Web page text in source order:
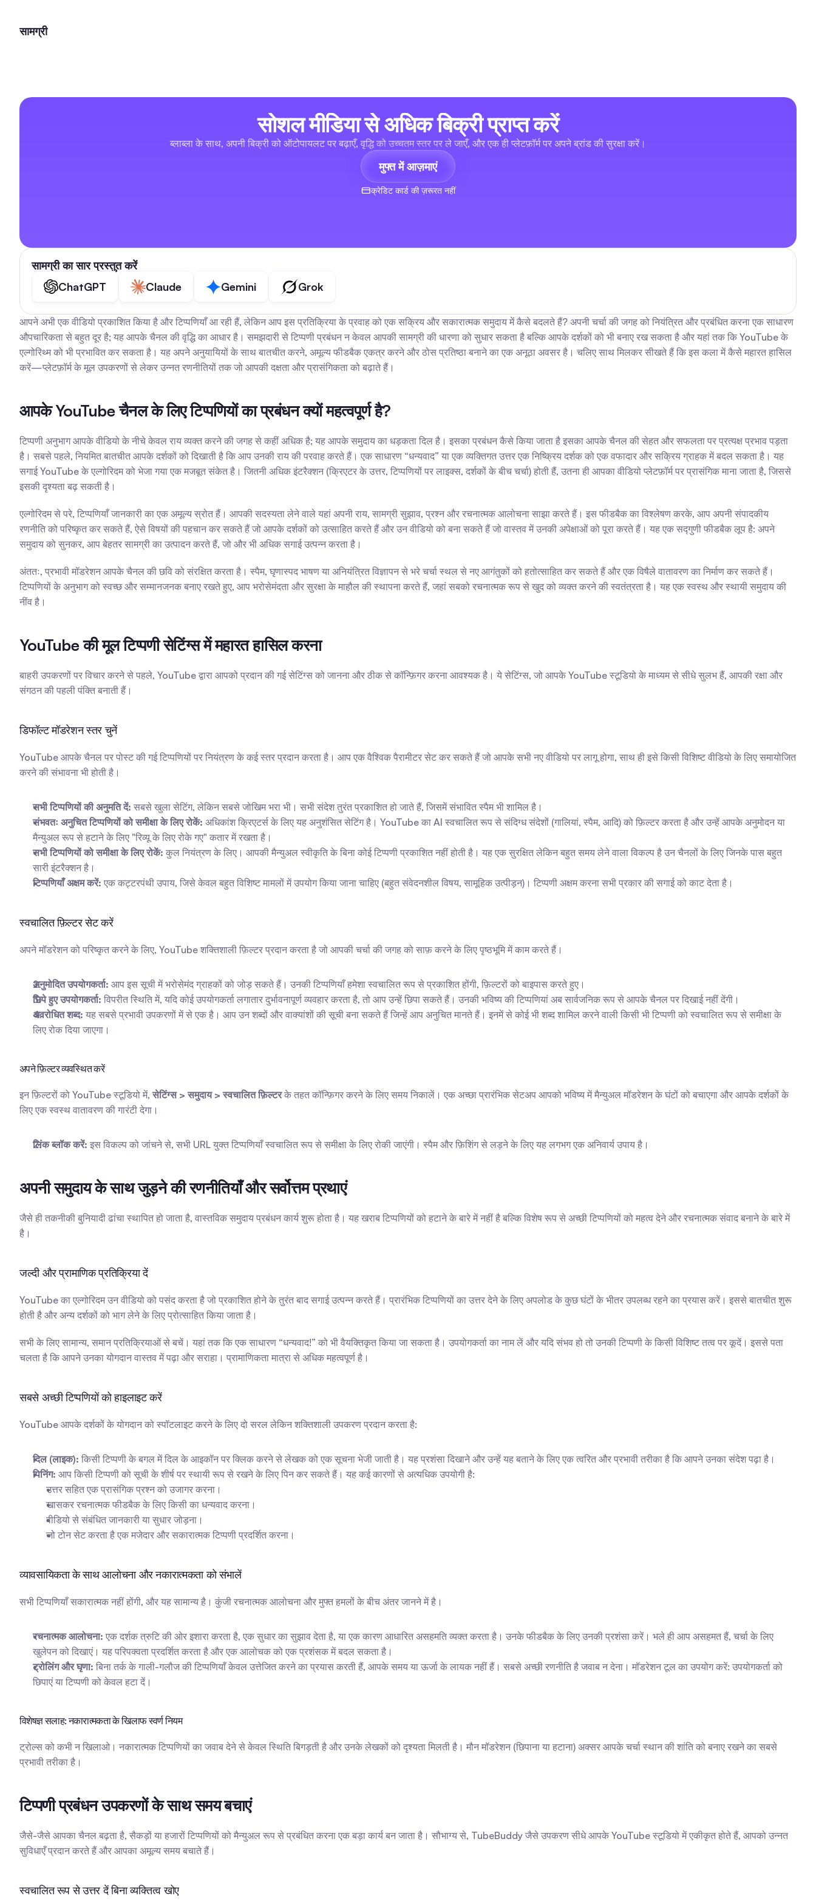
सामग्री
सामग्री का सार प्रस्तुत करें
ChatGPT
Claude Gemini Grok
आपने अभी एक वीडियो प्रकाशित किया है और टिप्पणियाँ आ रही हैं, लेकिन आप इस प्रतिक्रिया के प्रवाह को एक सक्रिय और सकारात्मक समुदाय में कैसे बदलते हैं? अपनी चर्चा की जगह को नियंत्रित और प्रबंधित करना एक साधारण
औपचारिकता से बहुत दूर है; यह आपके चैनल की वृद्धि का आधार है। समझदारी से टिप्पणी प्रबंधन न केवल आपकी सामग्री की धारणा को सुधार सकता है बल्कि आपके दर्शकों को भी बनाए रख सकता है और यहां तक कि YouTube के
एल्गोरिथ्म को भी प्रभावित कर सकता है। यह अपने अनुयायियों के साथ बातचीत करने, अमूल्य फीडबैक एकत्र करने और ठोस प्रतिष्ठा बनाने का एक अनूठा अवसर है। चलिए साथ मिलकर सीखते हैं कि इस कला में कैसे महारत हासिल
करें—प्लेटफ़ॉर्म के मूल उपकरणों से लेकर उन्नत रणनीतियों तक जो आपकी दक्षता और प्रासंगिकता को बढ़ाते हैं।
आपके YouTube चैनल के लिए टिप्पणियों का प्रबंधन क्यों महत्वपूर्ण है?
टिप्पणी अनुभाग आपके वीडियो के नीचे केवल राय व्यक्त करने की जगह से कहीं अधिक है; यह आपके समुदाय का धड़कता दिल है। इसका प्रबंधन कैसे किया जाता है इसका आपके चैनल की सेहत और सफलता पर प्रत्यक्ष प्रभाव पड़ता
है। सबसे पहले, नियमित बातचीत आपके दर्शकों को दिखाती है कि आप उनकी राय की परवाह करते हैं। एक साधारण “धन्यवाद” या एक व्यक्तिगत उत्तर एक निष्क्रिय दर्शक को एक वफादार और सक्रिय ग्राहक में बदल सकता है। यह
सगाई YouTube के एल्गोरिदम को भेजा गया एक मजबूत संकेत है। जितनी अधिक इंटरैक्शन (क्रिएटर के उत्तर, टिप्पणियों पर लाइक्स, दर्शकों के बीच चर्चा) होती हैं, उतना ही आपका वीडियो प्लेटफ़ॉर्म पर प्रासंगिक माना जाता है, जिससे
इसकी दृश्यता बढ़ सकती है।
एल्गोरिदम से परे, टिप्पणियाँ जानकारी का एक अमूल्य स्रोत हैं। आपकी सदस्यता लेने वाले यहां अपनी राय, सामग्री सुझाव, प्रश्न और रचनात्मक आलोचना साझा करते हैं। इस फीडबैक का विश्लेषण करके, आप अपनी संपादकीय
रणनीति को परिष्कृत कर सकते हैं, ऐसे विषयों की पहचान कर सकते हैं जो आपके दर्शकों को उत्साहित करते हैं और उन वीडियो को बना सकते हैं जो वास्तव में उनकी अपेक्षाओं को पूरा करते हैं। यह एक सद्गुणी फीडबैक लूप है: अपने
समुदाय को सुनकर, आप बेहतर सामग्री का उत्पादन करते हैं, जो और भी अधिक सगाई उत्पन्न करता है।
अंततः, प्रभावी मॉडरेशन आपके चैनल की छवि को संरक्षित करता है। स्पैम, घृणास्पद भाषण या अनियंत्रित विज्ञापन से भरे चर्चा स्थल से नए आगंतुकों को हतोत्साहित कर सकते हैं और एक विषैले वातावरण का निर्माण कर सकते हैं।
टिप्पणियों के अनुभाग को स्वच्छ और सम्मानजनक बनाए रखते हुए, आप भरोसेमंदता और सुरक्षा के माहौल की स्थापना करते हैं, जहां सबको रचनात्मक रूप से खुद को व्यक्त करने की स्वतंत्रता है। यह एक स्वस्थ और स्थायी समुदाय की
नींव है।
YouTube की मूल टिप्पणी सेटिंग्स में महारत हासिल करना
बाहरी उपकरणों पर विचार करने से पहले, YouTube द्वारा आपको प्रदान की गई सेटिंग्स को जानना और ठीक से कॉन्फ़िगर करना आवश्यक है। ये सेटिंग्स, जो आपके YouTube स्टूडियो के माध्यम से सीधे सुलभ हैं, आपकी रक्षा और
संगठन की पहली पंक्ति बनाती हैं।
डिफॉल्ट मॉडरेशन स्तर चुनें
YouTube आपके चैनल पर पोस्ट की गई टिप्पणियों पर नियंत्रण के कई स्तर प्रदान करता है। आप एक वैश्विक पैरामीटर सेट कर सकते हैं जो आपके सभी नए वीडियो पर लागू होगा, साथ ही इसे किसी विशिष्ट वीडियो के लिए समायोजित
करने की संभावना भी होती है।
सभी टिप्पणियों की अनुमति दें: सबसे खुला सेटिंग, लेकिन सबसे जोखिम भरा भी। सभी संदेश तुरंत प्रकाशित हो जाते हैं, जिसमें संभावित स्पैम भी शामिल है।
संभवतः अनुचित टिप्पणियों को समीक्षा के लिए रोकें: अधिकांश क्रिएटर्स के लिए यह अनुशंसित सेटिंग है। YouTube का AI स्वचालित रूप से संदिग्ध संदेशों (गालियां, स्पैम, आदि) को फ़िल्टर करता है और उन्हें आपके अनुमोदन या
मैन्युअल रूप से हटाने के लिए "रिव्यू के लिए रोके गए" कतार में रखता है।
सभी टिप्पणियों को समीक्षा के लिए रोकें: कुल नियंत्रण के लिए। आपकी मैन्युअल स्वीकृति के बिना कोई टिप्पणी प्रकाशित नहीं होती है। यह एक सुरक्षित लेकिन बहुत समय लेने वाला विकल्प है उन चैनलों के लिए जिनके पास बहुत
सारी इंटरैक्शन है।
टिप्पणियाँ अक्षम करें: एक कट्टरपंथी उपाय, जिसे केवल बहुत विशिष्ट मामलों में उपयोग किया जाना चाहिए (बहुत संवेदनशील विषय, सामूहिक उत्पीड़न)। टिप्पणी अक्षम करना सभी प्रकार की सगाई को काट देता है।
स्वचालित फ़िल्टर सेट करें
अपने मॉडरेशन को परिष्कृत करने के लिए, YouTube शक्तिशाली फ़िल्टर प्रदान करता है जो आपकी चर्चा की जगह को साफ़ करने के लिए पृष्ठभूमि में काम करते हैं।
अनुमोदित उपयोगकर्ता: आप इस सूची में भरोसेमंद ग्राहकों को जोड़ सकते हैं। उनकी टिप्पणियाँ हमेशा स्वचालित रूप से प्रकाशित होंगी, फ़िल्टरों को बाइपास करते हुए।
छिपे हुए उपयोगकर्ता: विपरीत स्थिति में, यदि कोई उपयोगकर्ता लगातार दुर्भावनापूर्ण व्यवहार करता है, तो आप उन्हें छिपा सकते हैं। उनकी भविष्य की टिप्पणियां अब सार्वजनिक रूप से आपके चैनल पर दिखाई नहीं देंगी।
अवरोधित शब्द: यह सबसे प्रभावी उपकरणों में से एक है। आप उन शब्दों और वाक्यांशों की सूची बना सकते हैं जिन्हें आप अनुचित मानते हैं। इनमें से कोई भी शब्द शामिल करने वाली किसी भी टिप्पणी को स्वचालित रूप से समीक्षा के
लिए रोक दिया जाएगा।
अपने फ़िल्टर व्यवस्थित करें
इन फ़िल्टरों को YouTube स्टूडियो में, सेटिंग्स > समुदाय > स्वचालित फ़िल्टर के तहत कॉन्फ़िगर करने के लिए समय निकालें। एक अच्छा प्रारंभिक सेटअप आपको भविष्य में मैन्युअल मॉडरेशन के घंटों को बचाएगा और आपके दर्शकों के
लिए एक स्वस्थ वातावरण की गारंटी देगा।
लिंक ब्लॉक करें: इस विकल्प को जांचने से, सभी URL युक्त टिप्पणियाँ स्वचालित रूप से समीक्षा के लिए रोकी जाएंगी। स्पैम और फ़िशिंग से लड़ने के लिए यह लगभग एक अनिवार्य उपाय है।
अपनी समुदाय के साथ जुड़ने की रणनीतियाँ और सर्वोत्तम प्रथाएं
जैसे ही तकनीकी बुनियादी ढांचा स्थापित हो जाता है, वास्तविक समुदाय प्रबंधन कार्य शुरू होता है। यह खराब टिप्पणियों को हटाने के बारे में नहीं है बल्कि विशेष रूप से अच्छी टिप्पणियों को महत्व देने और रचनात्मक संवाद बनाने के बारे में
है।
जल्दी और प्रामाणिक प्रतिक्रिया दें
YouTube का एल्गोरिदम उन वीडियो को पसंद करता है जो प्रकाशित होने के तुरंत बाद सगाई उत्पन्न करते हैं। प्रारंभिक टिप्पणियों का उत्तर देने के लिए अपलोड के कुछ घंटों के भीतर उपलब्ध रहने का प्रयास करें। इससे बातचीत शुरू
होती है और अन्य दर्शकों को भाग लेने के लिए प्रोत्साहित किया जाता है।
सभी के लिए सामान्य, समान प्रतिक्रियाओं से बचें। यहां तक कि एक साधारण “धन्यवाद!” को भी वैयक्तिकृत किया जा सकता है। उपयोगकर्ता का नाम लें और यदि संभव हो तो उनकी टिप्पणी के किसी विशिष्ट तत्व पर कूदें। इससे पता
चलता है कि आपने उनका योगदान वास्तव में पढ़ा और सराहा। प्रामाणिकता मात्रा से अधिक महत्वपूर्ण है।
सबसे अच्छी टिप्पणियों को हाइलाइट करें
YouTube आपके दर्शकों के योगदान को स्पॉटलाइट करने के लिए दो सरल लेकिन शक्तिशाली उपकरण प्रदान करता है:
दिल (लाइक): किसी टिप्पणी के बगल में दिल के आइकॉन पर क्लिक करने से लेखक को एक सूचना भेजी जाती है। यह प्रशंसा दिखाने और उन्हें यह बताने के लिए एक त्वरित और प्रभावी तरीका है कि आपने उनका संदेश पढ़ा है।
पिनिंग: आप किसी टिप्पणी को सूची के शीर्ष पर स्थायी रूप से रखने के लिए पिन कर सकते हैं। यह कई कारणों से अत्यधिक उपयोगी है:
उत्तर सहित एक प्रासंगिक प्रश्न को उजागर करना।
खासकर रचनात्मक फीडबैक के लिए किसी का धन्यवाद करना।
वीडियो से संबंधित जानकारी या सुधार जोड़ना।
जो टोन सेट करता है एक मजेदार और सकारात्मक टिप्पणी प्रदर्शित करना।
व्यावसायिकता के साथ आलोचना और नकारात्मकता को संभालें
सभी टिप्पणियाँ सकारात्मक नहीं होंगी, और यह सामान्य है। कुंजी रचनात्मक आलोचना और मुफ्त हमलों के बीच अंतर जानने में है।
रचनात्मक आलोचना: एक दर्शक त्रुटि की ओर इशारा करता है, एक सुधार का सुझाव देता है, या एक कारण आधारित असहमति व्यक्त करता है। उनके फीडबैक के लिए उनकी प्रशंसा करें। भले ही आप असहमत हैं, चर्चा के लिए
खुलेपन को दिखाएं। यह परिपक्वता प्रदर्शित करता है और एक आलोचक को एक प्रशंसक में बदल सकता है।
ट्रोलिंग और घृणा: बिना तर्क के गाली-गलौज की टिप्पणियाँ केवल उत्तेजित करने का प्रयास करती हैं, आपके समय या ऊर्जा के लायक नहीं हैं। सबसे अच्छी रणनीति है जवाब न देना। मॉडरेशन टूल का उपयोग करें: उपयोगकर्ता को
छिपाएं या टिप्पणी को केवल हटा दें।
विशेषज्ञ सलाह: नकारात्मकता के खिलाफ स्वर्ण नियम
ट्रोल्स को कभी न खिलाओ। नकारात्मक टिप्पणियों का जवाब देने से केवल स्थिति बिगड़ती है और उनके लेखकों को दृश्यता मिलती है। मौन मॉडरेशन (छिपाना या हटाना) अक्सर आपके चर्चा स्थान की शांति को बनाए रखने का सबसे
प्रभावी तरीका है।
टिप्पणी प्रबंधन उपकरणों के साथ समय बचाएं
जैसे-जैसे आपका चैनल बढ़ता है, सैकड़ों या हजारों टिप्पणियों को मैन्युअल रूप से प्रबंधित करना एक बड़ा कार्य बन जाता है। सौभाग्य से, TubeBuddy जैसे उपकरण सीधे आपके YouTube स्टूडियो में एकीकृत होते हैं, आपको उन्नत
सुविधाएँ प्रदान करते हैं और आपका अमूल्य समय बचाते हैं।
स्वचालित रूप से उत्तर दें बिना व्यक्तित्व खोए
सोशल मीडिया से अधिक बिक्री प्राप्त करें
ब्लाब्ला के साथ, अपनी बिक्री को ऑटोपायलट पर बढ़ाएँ, वृद्धि को उच्चतम स्तर पर ले जाएँ, और एक ही प्लेटफ़ॉर्म पर अपने ब्रांड की सुरक्षा करें।
मुफ्त में आज़माएं
क्रेडिट कार्ड की ज़रूरत नहीं